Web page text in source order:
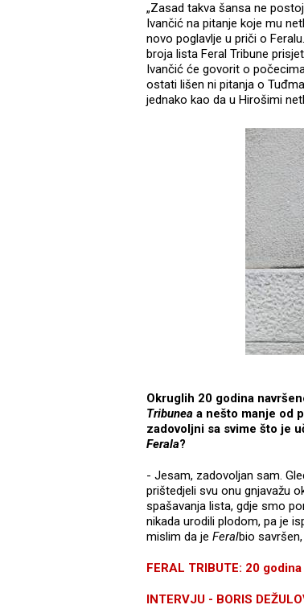
„Zasad takva šansa ne
Ivančić na pitanje koje mu
novo poglavlje u priči o
broja lista Feral Tribune
Ivančić će govorit o
ostati lišen ni pitanja o
jednako kao da u Hirošimi
Okruglih 20 godina
Tribunea a nešto manje od
zadovoljni sa svime što je
Ferala?
- Jesam, zadovoljan sam.
prištedjeli svu onu gnjavažu
spašavanja lista, gdje smo
nikada urodili plodom, pa je
mislim da je Feralbio
FERAL TRIBUTE: 20
INTERVJU - BORIS